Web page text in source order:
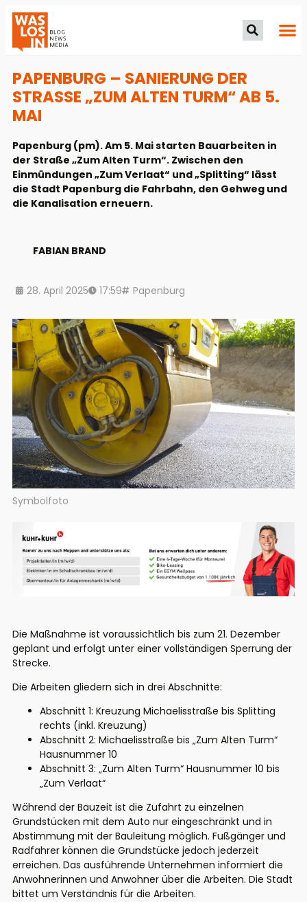
PAPENBURG – SANIERUNG DER
STRASSE „ZUM ALTEN TURM“ AB 5. M
AI
Papenburg (pm). Am 5. Mai starten Bauarbeiten in
der Straße „Zum Alten Turm“. Zwischen den
Einmündungen „Zum Verlaat“ und „Splitting“ lässt
die Stadt Papenburg die Fahrbahn, den Gehweg und
die Kanalisation erneuern.
FABIAN BRAND
28. April 2025 17:59 Papenburg
Symbolfoto
Die Maßnahme ist voraussichtlich bis zum 21. Dezember
geplant und erfolgt unter einer vollständigen Sperrung der
Strecke.
Die Arbeiten gliedern sich in drei Abschnitte:
Abschnitt 1: Kreuzung Michaelisstraße bis Splitting
rechts (inkl. Kreuzung)
Abschnitt 2: Michaelisstraße bis „Zum Alten Turm“
Hausnummer 10
Abschnitt 3: „Zum Alten Turm“ Hausnummer 10 bis
„Zum Verlaat“
Während der Bauzeit ist die Zufahrt zu einzelnen
Grundstücken mit dem Auto nur eingeschränkt und in
Abstimmung mit der Bauleitung möglich. Fußgänger und
Radfahrer können die Grundstücke jedoch jederzeit
erreichen. Das ausführende Unternehmen informiert die
Anwohnerinnen und Anwohner über die Arbeiten. Die Stadt
bittet um Verständnis für die Arbeiten.